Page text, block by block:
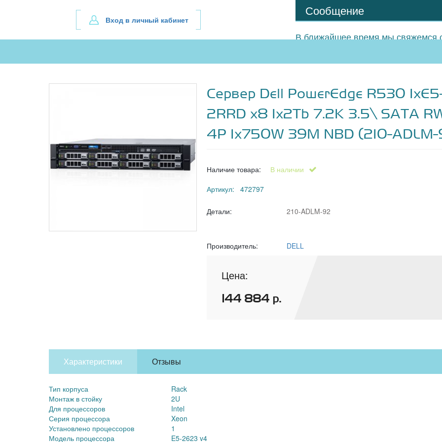
Вход в личный кабинет
Сообщение
В ближайшее время мы свяжемся
Сервер Dell PowerEdge R530
2RRD x8 1x2Tb 7.2K 3.5\ SATA
4P 1x750W 39M NBD (210-
Наличие товара:
В наличии
Артикул: 472797
Детали: 210-ADLM-92
Производитель: DELL
Цена:
144 884 р.
Характеристики Отзывы
Тип корпуса
Rack
Монтаж в стойку
2U
Для процессоров
Intel
Серия процессора
Xeon
Установлено процессоров
1
Модель процессора
E5-2623 v4